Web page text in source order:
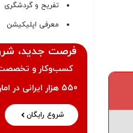
تفریح و گردشگری
معرفی اپلیکیشن
فرصت‌ جدید،
کسب‌وکار و تخصصت
550 هزار ایرانی در امارات معرفی کن !
شروع رایگان